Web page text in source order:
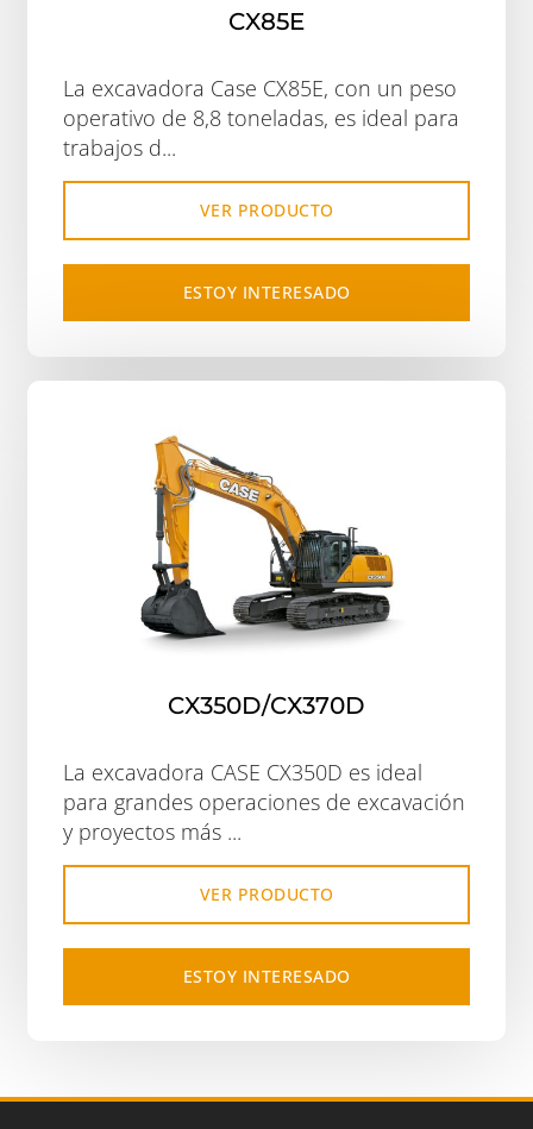
CX85E
La excavadora Case CX85E, con un peso
operativo de 8,8 toneladas, es ideal para
trabajos d...
VER PRODUCTO
ESTOY INTERESADO
CX350D/CX370D
La excavadora CASE CX350D es ideal
para grandes operaciones de excavación
y proyectos más ...
VER PRODUCTO
ESTOY INTERESADO